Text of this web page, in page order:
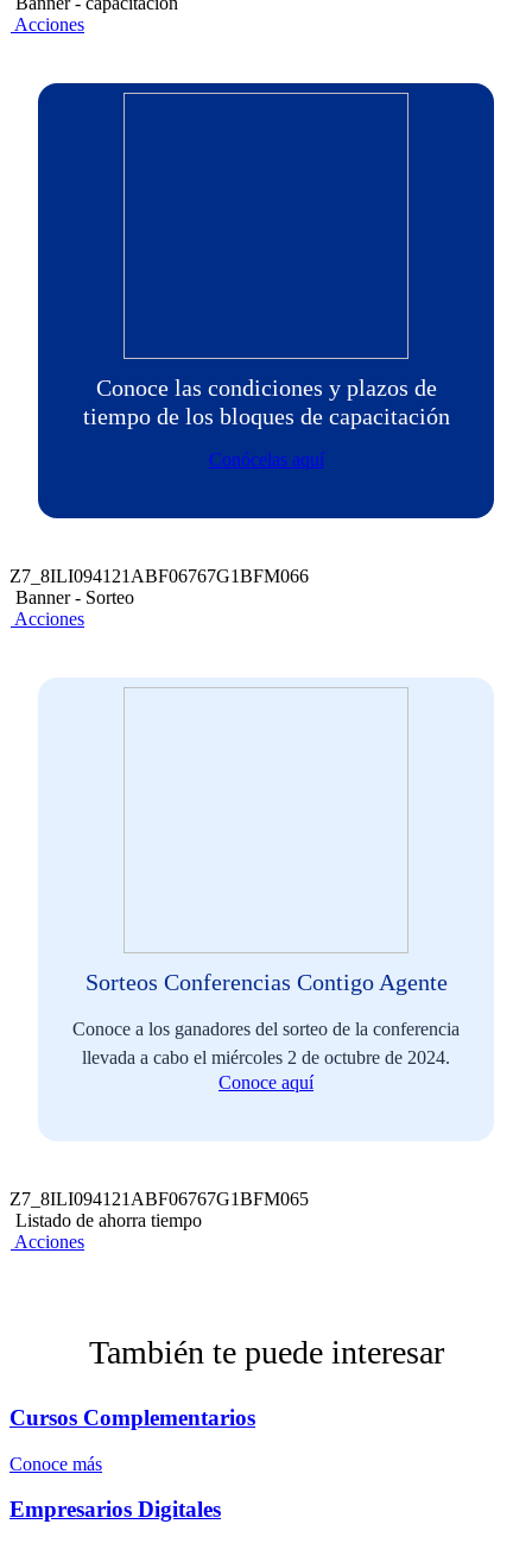
Acciones
Conoce las condiciones y plazos de
tiempo de los bloques de capacitación
Conócelas aquí
Z7_8ILI094121ABF06767G1BFM066
Banner - Sorteo
Acciones
Sorteos Conferencias Contigo Agente
Conoce a los ganadores del sorteo de la conferencia
llevada a cabo el miércoles 2 de octubre de 2024.
Conoce aquí
Z7_8ILI094121ABF06767G1BFM065
Listado de ahorra tiempo
Acciones
También te puede interesar
Cursos Complementarios
Conoce más
Empresarios Digitales